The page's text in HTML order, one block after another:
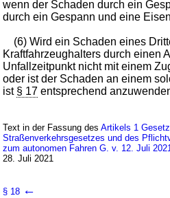
wenn der Schaden durch ein
durch ein Gespann und eine
(6) Wird ein Schaden eines
Kraftfahrzeughalters durch einen
Unfallzeitpunkt nicht mit einem
oder ist der Schaden an einem
ist § 17 entsprechend
Text in der Fassung desArtikels 1
Straßenverkehrsgesetzes und des
zum autonomen Fahren G. v. 12. Juli
28. Juli 2021
§ 18 ←